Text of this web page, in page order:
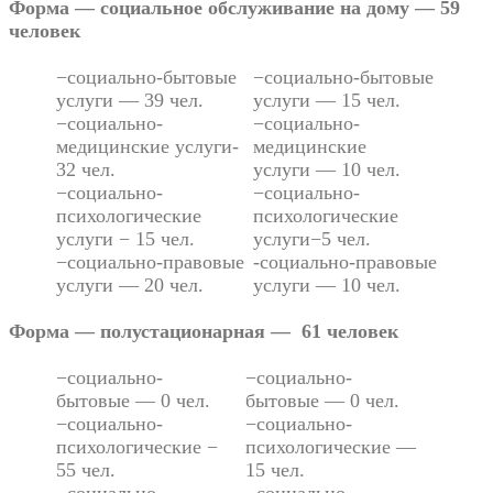
Форма — социальное обслуживание на дому — 59
человек
−социально-бытовые
услуги — 39 чел.
−социально-
медицинские услуги-
32 чел.
−социально-
психологические
услуги − 15 чел.
−социально-правовые
услуги — 20 чел.
−социально-бытовые
услуги — 15 чел.
−социально-
медицинские
услуги — 10 чел.
−социально-
психологические
услуги−5 чел.
-социально-правовые
услуги — 10 чел.
Форма — полустационарная — 61 человек
−социально-
бытовые — 0 чел.
−социально-
психологические −
55 чел.
−социально-
бытовые — 0 чел.
−социально-
психологические —
15 чел.